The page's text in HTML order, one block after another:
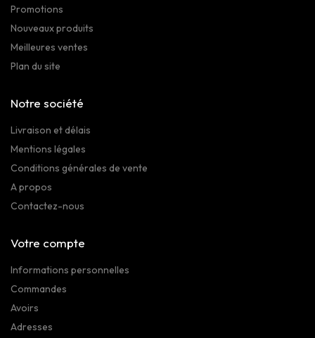
Promotions
Nouveaux produits
Meilleures ventes
Plan du site
Notre société
Livraison et délais
Mentions légales
Conditions générales de vente
A propos
Contactez-nous
Votre compte
Informations personnelles
Commandes
Avoirs
Adresses